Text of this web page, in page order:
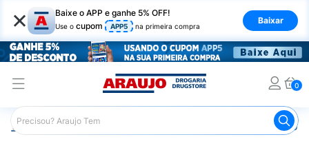
× Baixe o APP e ganhe 5% OFF!
Use o cupom APP5 na primeira compra
Baixar
0
Araujo Pet Shop Ração